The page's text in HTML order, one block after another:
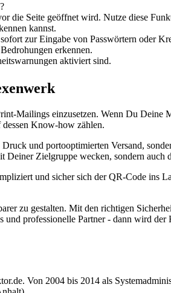
die Seite geöffnet wird. Nutze diese
kannst.
zur Eingabe von Passwörtern oder
erkennen.
aktiviert sind.
Mailings einzusetzen. Wenn Du Deine
Know-how zählen.
und portooptimierten Versand,
Zielgruppe wecken, sondern auch
und sicher sich der QR-Code ins
zu gestalten. Mit den richtigen
professionelle Partner - dann wird
Von 2004 bis 2014 als